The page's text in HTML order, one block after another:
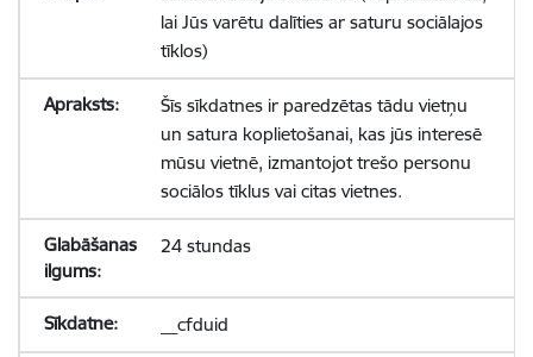
lai Jūs varētu dalīties ar saturu sociālajos
tīklos)
Šīs sīkdatnes ir paredzētas tādu vietņu
un satura koplietošanai, kas jūs interesē
mūsu vietnē, izmantojot trešo personu
sociālos tīklus vai citas vietnes.
24 stundas
__cfduid